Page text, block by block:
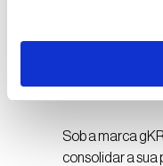
soluções
pelo bom
Sob a marca
consolidar a